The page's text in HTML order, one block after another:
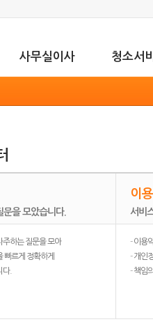
사무실이사 청소서
문을 모았습니다.
이
서비
주하는 질문을 모아
빠르게 정확하게
다.
-이용
-개인
-책임